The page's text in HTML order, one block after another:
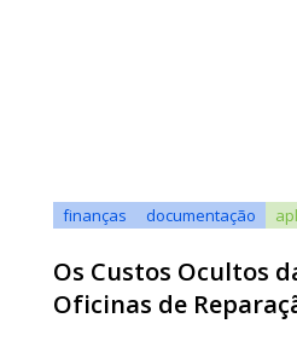
finanças documentação
Os Custos Ocultos
Oficinas de